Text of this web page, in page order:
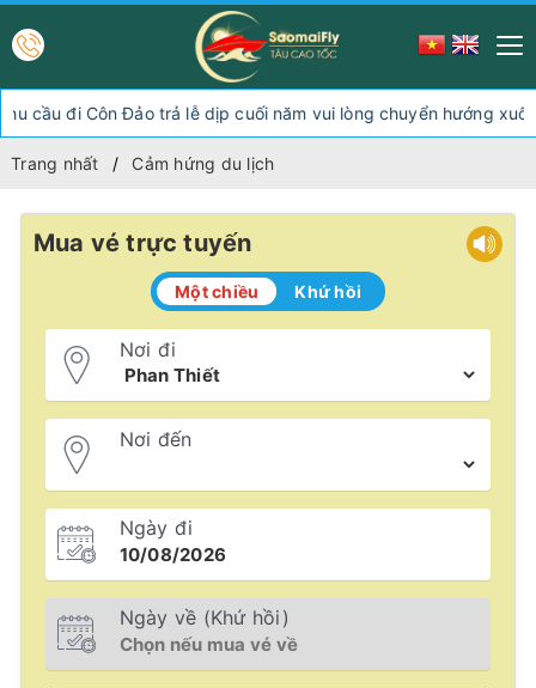
đi Côn Đảo trả lễ dịp cuối năm vui lòng chuyển hướng xuống
Trang nhất Cảm hứng du lịch
Mua vé trực tuyến
Một chiều Khứ hồi
Nơi đi
Nơi đến
Ngày đi
Ngày về (Khứ hồi)